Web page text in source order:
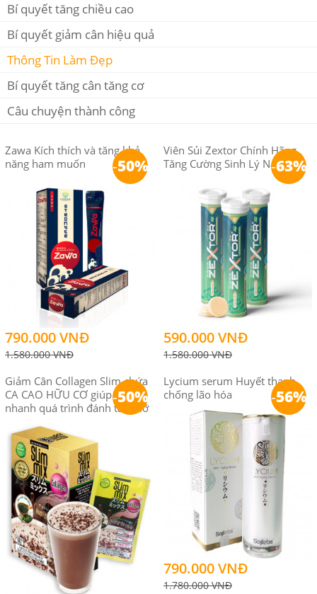
Bí quyết tăng chiều cao
Bí quyết giảm cân hiệu quả
Thông Tin Làm Đẹp
Bí quyết tăng cân tăng cơ
Câu chuyện thành công
Zawa Kích thích và tăng khả
năng ham muốn
790.000 VNĐ
1.580.000 VNĐ
-50%
Viên Sủi Zextor Chính Hãng
Tăng Cường Sinh Lý Nam
590.000 VNĐ
1.580.000 VNĐ
-63%
Giảm Cân Collagen Slim chứa
CA CAO HỮU CƠ giúp đẩy
nhanh quá trình đánh tan mỡ
-50%
Lycium serum Huyết thanh
chống lão hóa
790.000 VNĐ
1.780.000 VNĐ
-56%